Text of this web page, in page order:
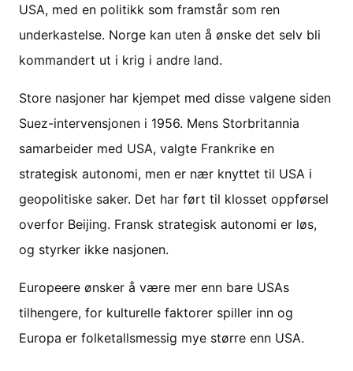
USA, med en politikk som framstår som ren
underkastelse. Norge kan uten å ønske det selv bli
kommandert ut i krig i andre land.
Store nasjoner har kjempet med disse valgene siden
Suez-intervensjonen i 1956. Mens Storbritannia
samarbeider med USA, valgte Frankrike en
strategisk autonomi, men er nær knyttet til USA i
geopolitiske saker. Det har ført til klosset oppførsel
overfor Beijing. Fransk strategisk autonomi er løs,
og styrker ikke nasjonen.
Europeere ønsker å være mer enn bare USAs
tilhengere, for kulturelle faktorer spiller inn og
Europa er folketallsmessig mye større enn USA.